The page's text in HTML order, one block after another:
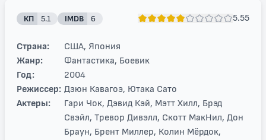
КП 5.1 IMDB 6 5.55
Страна:
США, Япония
Жанр:
Фантастика, Боевик
Год:
2004
Режиссер: Дзюн Кавагоэ, Ютака Сато
Актеры:
Гари Чок, Дэвид Кэй, Мэтт Хилл, Брэд
Свэйл, Тревор Дивэлл, Скотт МакНил, Дон
Браун, Брент Миллер, Колин Мёрдок,